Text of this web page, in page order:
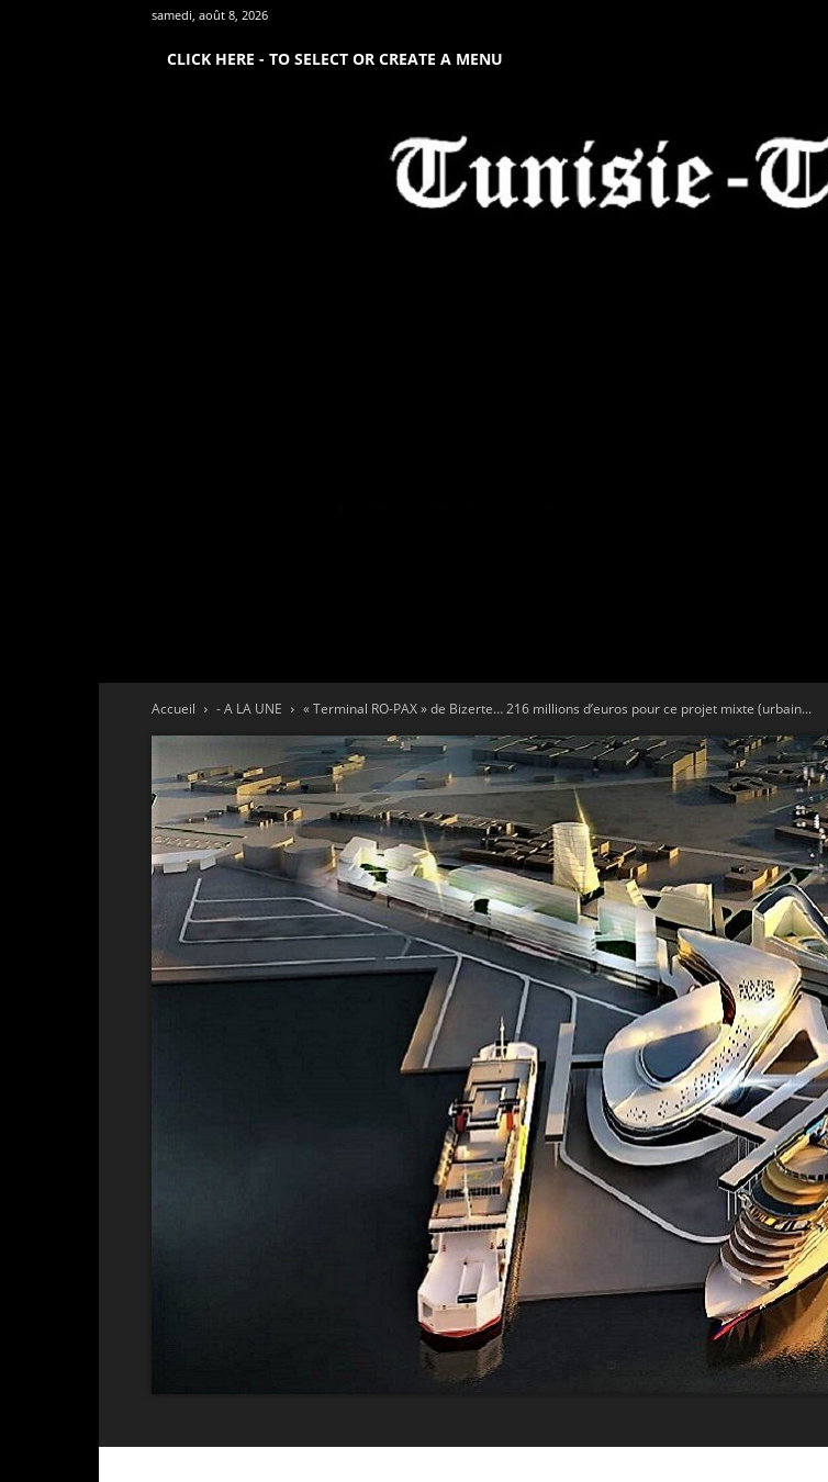
samedi, août 8, 2026
CLICK HERE - TO SELECT OR CREATE A MENU
Accueil - A LA UNE « Terminal RO-PAX » de Bizerte… 216 millions d’euros pour ce projet mixte (urbain...